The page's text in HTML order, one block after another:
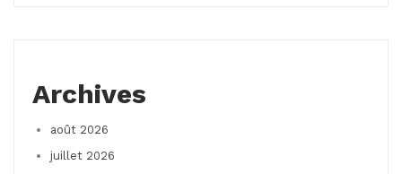
Archives
août 2026
juillet 2026